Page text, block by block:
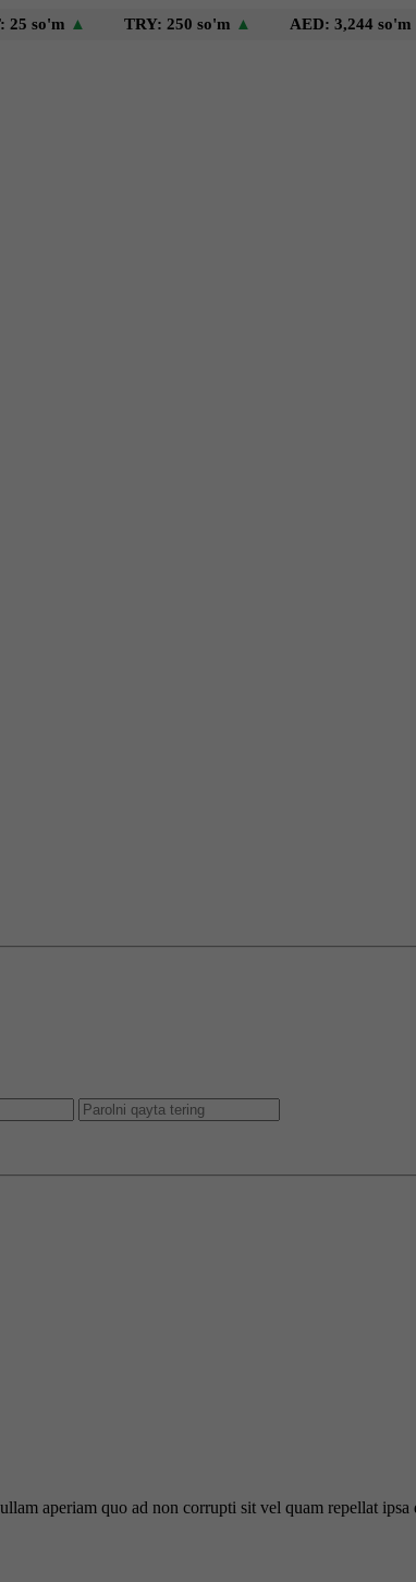
▲ TRY: 250 so'm▲ AED: 3,244 so'm▲
aperiam quo ad non corrupti sit vel quam repellat